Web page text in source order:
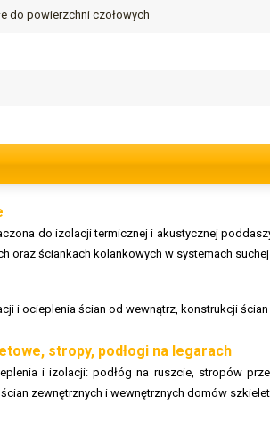
do powierzchni czołowych
do izolacji termicznej i akustycznej
oraz ściankach kolankowych w systemach
i ocieplenia ścian od wewnątrz, konstrukcji
stropy, podłogi na legarach
i izolacji: podłóg na ruszcie, stropów
zewnętrznych i wewnętrznych domów